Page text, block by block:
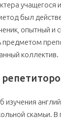
учащегося
был
опытный и
предметом
коллектив.
изучения
скамьи. В